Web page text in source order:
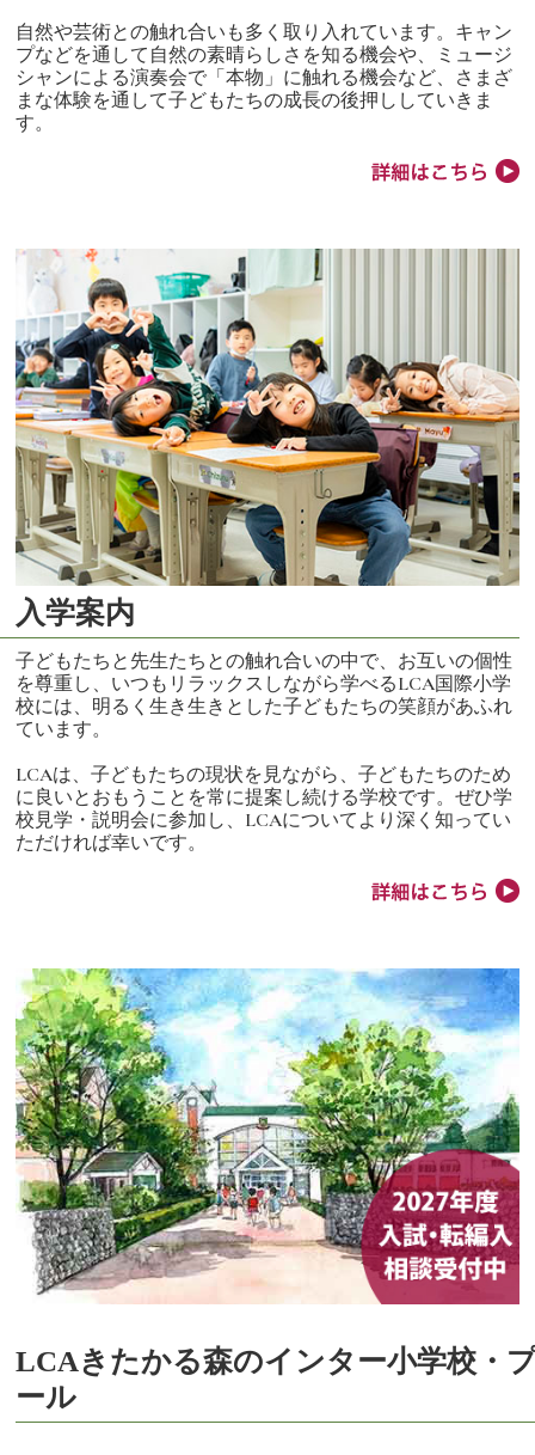
自然や芸術との触れ合いも多く取り入れています。キャン
プなどを通して自然の素晴らしさを知る機会や、ミュージ
シャンによる演奏会で「本物」に触れる機会など、さまざ
まな体験を通して子どもたちの成長の後押ししていきま
す。
入学案内
子どもたちと先生たちとの触れ合いの中で、お互いの個性
を尊重し、いつもリラックスしながら学べるLCA国際小学
校には、明るく生き生きとした子どもたちの笑顔があふれ
ています。
LCAは、子どもたちの現状を見ながら、子どもたちのため
に良いとおもうことを常に提案し続ける学校です。ぜひ学
校見学・説明会に参加し、LCAについてより深く知ってい
ただければ幸いです。
LCAきたかる森のインター小学校・
ール